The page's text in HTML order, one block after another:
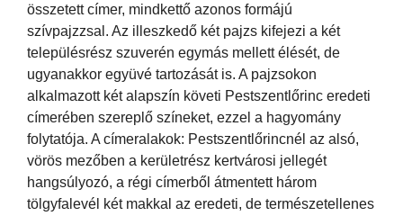
összetett címer, mindkettő azonos formájú
szívpajzzsal. Az illeszkedő két pajzs kifejezi a két
településrész szuverén egymás mellett élését, de
ugyanakkor együvé tartozását is. A pajzsokon
alkalmazott két alapszín követi Pestszentlőrinc eredeti
címerében szereplő színeket, ezzel a hagyomány
folytatója. A címeralakok: Pestszentlőrincnél az alsó,
vörös mezőben a kerületrész kertvárosi jellegét
hangsúlyozó, a régi címerből átmentett három
tölgyfalevél két makkal az eredeti, de természetellenes